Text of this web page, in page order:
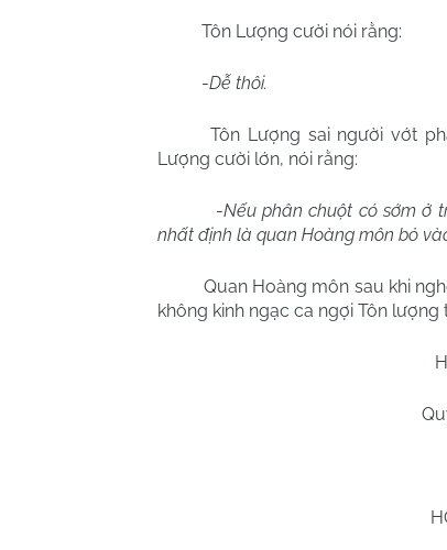
Tôn Lượng cười nói rằng:
-Dễ thôi.
Tôn Lượng sai người vớt
Lượng cười lớn, nói rằng:
-Nếu phân chuột có sớm ở
nhất định là quan Hoàng môn bỏ
Quan Hoàng môn sau khi
không kinh ngạc ca ngợi Tôn lượng